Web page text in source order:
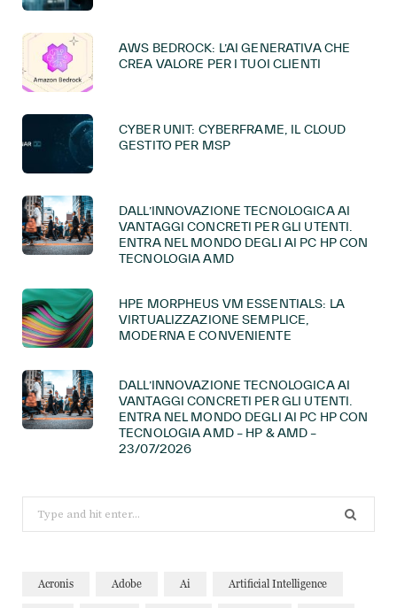
AWS BEDROCK: L’AI GENERATIVA CHE
CREA VALORE PER I TUOI CLIENTI
CYBER UNIT: CYBERFRAME, IL CLOUD
GESTITO PER MSP
DALL’INNOVAZIONE TECNOLOGICA AI
VANTAGGI CONCRETI PER GLI UTENTI.
ENTRA NEL MONDO DEGLI AI PC HP CON
TECNOLOGIA AMD
HPE MORPHEUS VM ESSENTIALS: LA
VIRTUALIZZAZIONE SEMPLICE,
MODERNA E CONVENIENTE
DALL’INNOVAZIONE TECNOLOGICA AI
VANTAGGI CONCRETI PER GLI UTENTI.
ENTRA NEL MONDO DEGLI AI PC HP CON
TECNOLOGIA AMD – HP & AMD –
23/07/2026
for:
Acronis Adobe Ai Artificial Intelligence